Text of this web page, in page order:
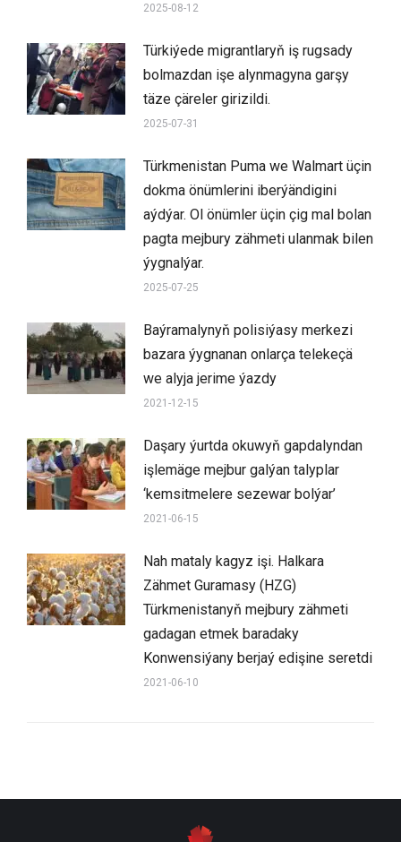
2025-08-12
Türkiýede migrantlaryň iş rugsady
bolmazdan işe alynmagyna garşy
täze çäreler girizildi.
2025-07-31
Türkmenistan Puma we Walmart üçin
dokma önümlerini iberýändigini
aýdýar. Ol önümler üçin çig mal bolan
pagta mejbury zähmeti ulanmak bilen
ýygnalýar.
2025-07-25
Baýramalynyň polisiýasy merkezi
bazara ýygnanan onlarça telekeçä
we alyja jerime ýazdy
2021-12-15
Daşary ýurtda okuwyň gapdalyndan
işlemäge mejbur galýan talyplar
‘kemsitmelere sezewar bolýar’
2021-06-15
Nah mataly kagyz işi. Halkara
Zähmet Guramasy (HZG)
Türkmenistanyň mejbury zähmeti
gadagan etmek baradaky
Konwensiýany berjaý edişine seretdi
2021-06-10